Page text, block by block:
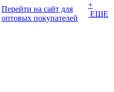
Перейти на сайт для
оптовых покупателей
+
ЕЩЕ